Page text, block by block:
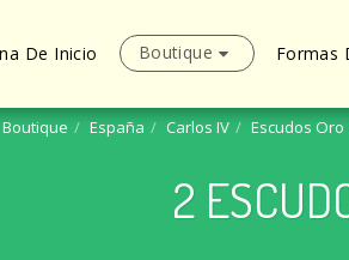
De Inicio Boutique Formas
Boutique España Carlos IV Escudos Oro
2